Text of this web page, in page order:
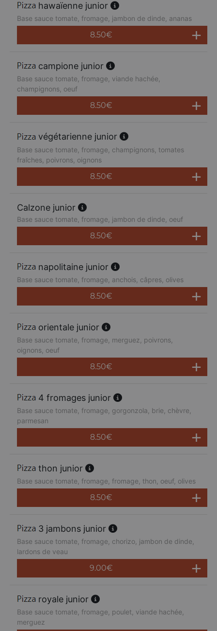
hawaïenne junior
Base sauce tomate, fromage, jambon de dinde, ananas
8.50€
campione junior
Base sauce tomate, fromage, viande hachée,
champignons, oeuf
8.50€
végétarienne junior
Base sauce tomate, fromage, champignons, tomates
fraîches, poivrons, oignons
8.50€
Calzone junior
Base sauce tomate, fromage, jambon de dinde, oeuf
8.50€
napolitaine junior
Base sauce tomate, fromage, anchois, câpres, olives
8.50€
orientale junior
Base sauce tomate, fromage, merguez, poivrons,
oignons, oeuf
8.50€
4 fromages junior
Base sauce tomate, fromage, gorgonzola, brie, chèvre,
parmesan
8.50€
thon junior
Base sauce tomate, fromage, fromage, thon, oeuf, olives
8.50€
3 jambons junior
Base sauce tomate, fromage, chorizo, jambon de dinde,
lardons de veau
9.00€
royale junior
Base sauce tomate, fromage, poulet, viande hachée,
merguez